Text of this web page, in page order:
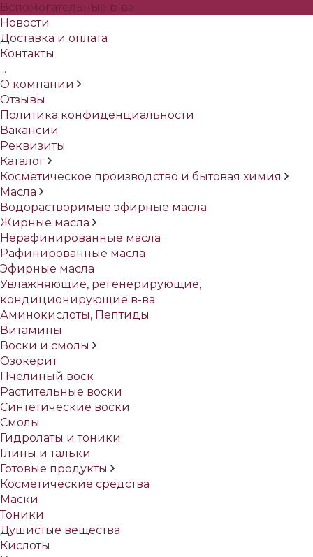
Вспомогательные в-ва
Новости
Доставка и оплата
Контакты
...
О компании
Отзывы
Политика конфиденциальности
Вакансии
Реквизиты
Каталог
Косметическое производство и бытовая химия
Масла
Водорастворимые эфирные масла
Жирные масла
Нерафинированные масла
Рафинированные масла
Эфирные масла
Увлажняющие, регенерирующие,
кондиционирующие в-ва
Аминокислоты, Пептиды
Витамины
Воски и смолы
Озокерит
Пчелиный воск
Растительные воски
Синтетические воски
Смолы
Гидролаты и тоники
Глины и тальки
Готовые продукты
Косметические средства
Маски
Тоники
Душистые вещества
Кислоты